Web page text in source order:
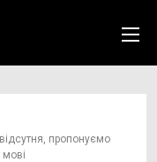
відсутня, пропонуємо
мові